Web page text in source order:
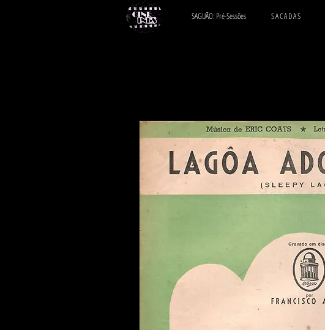
SAGUÃO: Pré-Sessões S A C A D A S